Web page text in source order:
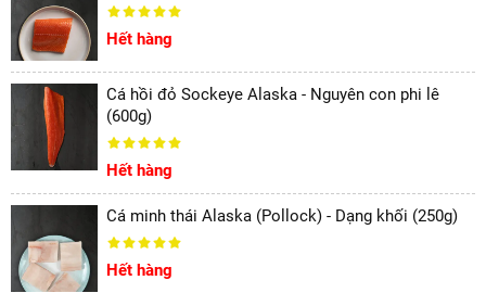
Hết hàng
Cá hồi đỏ Sockeye Alaska - Nguyên con phi lê
(600g)
Hết hàng
Cá minh thái Alaska (Pollock) - Dạng khối (250g)
Hết hàng